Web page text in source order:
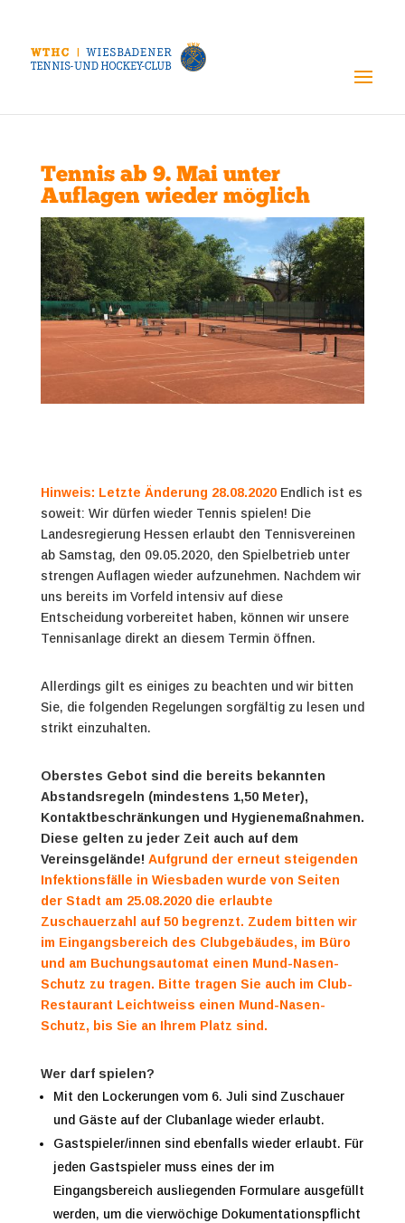
Tennis ab 9. Mai unter
Auflagen wieder möglich
Hinweis: Letzte Änderung 28.08.2020 Endlich ist es
soweit: Wir dürfen wieder Tennis spielen! Die
Landesregierung Hessen erlaubt den Tennisvereinen
ab Samstag, den 09.05.2020, den Spielbetrieb unter
strengen Auflagen wieder aufzunehmen. Nachdem wir
uns bereits im Vorfeld intensiv auf diese
Entscheidung vorbereitet haben, können wir unsere
Tennisanlage direkt an diesem Termin öffnen.
Allerdings gilt es einiges zu beachten und wir bitten
Sie, die folgenden Regelungen sorgfältig zu lesen und
strikt einzuhalten.
Oberstes Gebot sind die bereits bekannten
Abstandsregeln (mindestens 1,50 Meter),
Kontaktbeschränkungen und Hygienemaßnahmen.
Diese gelten zu jeder Zeit auch auf dem
Vereinsgelände! Aufgrund der erneut steigenden
Infektionsfälle in Wiesbaden wurde von Seiten
der Stadt am 25.08.2020 die erlaubte
Zuschauerzahl auf 50 begrenzt. Zudem bitten wir
im Eingangsbereich des Clubgebäudes, im Büro
und am Buchungsautomat einen Mund-Nasen-
Schutz zu tragen. Bitte tragen Sie auch im Club-
Restaurant Leichtweiss einen Mund-Nasen-
Schutz, bis Sie an Ihrem Platz sind.
Wer darf spielen?
Mit den Lockerungen vom 6. Juli sind Zuschauer
und Gäste auf der Clubanlage wieder erlaubt.
Gastspieler/innen sind ebenfalls wieder erlaubt. Für
jeden Gastspieler muss eines der im
Eingangsbereich ausliegenden Formulare ausgefüllt
werden, um die vierwöchige Dokumentationspflicht